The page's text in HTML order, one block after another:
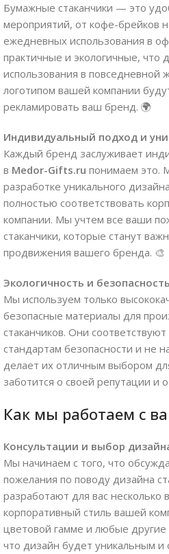
Бумажные стаканчики — это
мероприятий, от кофе-брейков
ежедневных использования в
практичные и экологичные, что
использования в повседневной
логотипом вашей компании
рекламировать ваш бренд. 🌍
Индивидуальный подход и
Каждый бренд заслуживает
в Medor-Gifts.ru понимаем это.
разработке уникального
полностью соответствовать
компании. Мы учтем все ваши
стаканчики, которые станут
продвижения вашего бренда. 🎨
Экологичность и безопасность
Мы используем только
безопасные материалы для
стаканчиков. Они
стандартам безопасности и не
делает их отличным выбором
заботится о своей репутации и
Как мы работаем с
Консультации и выбор
Мы начинаем с того, что
пожелания по поводу дизайна
разработают для вас несколько
корпоративный стиль вашей
цветовой гамме и любые
что дизайн будет уникальным и